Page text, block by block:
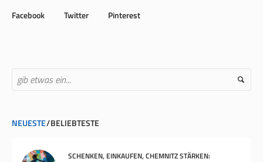
Facebook Twitter Pinterest
NEUESTE BELIEBTESTE
SCHENKEN, EINKAUFEN, CHEMNITZ STÄRKEN: